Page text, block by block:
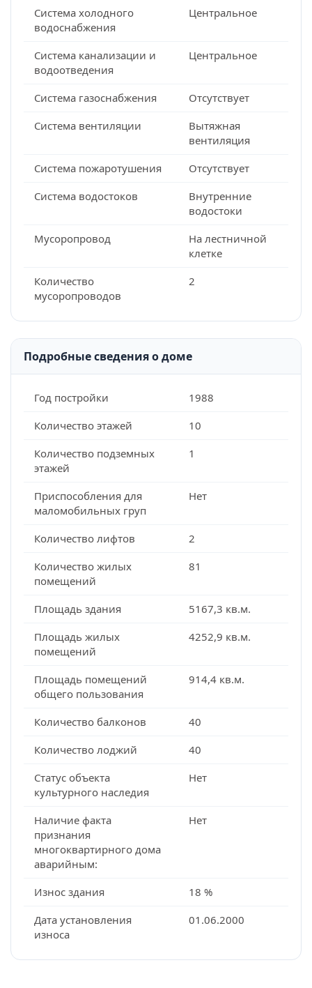
Система холодного
водоснабжения
Центральное
Система канализации и
водоотведения
Центральное
Система газоснабжения
Отсутствует
Система вентиляции
Вытяжная
вентиляция
Система пожаротушения
Отсутствует
Система водостоков
Внутренние
водостоки
Мусоропровод
На лестничной
клетке
Количество
мусоропроводов
2
Подробные сведения о доме
Год постройки
1988
Количество этажей
10
Количество подземных
этажей
1
Приспособления для
маломобильных груп
Нет
Количество лифтов
2
Количество жилых
помещений
81
Площадь здания
5167,3 кв.м.
Площадь жилых
помещений
4252,9 кв.м.
Площадь помещений
общего пользования
914,4 кв.м.
Количество балконов
40
Количество лоджий
40
Статус объекта
культурного наследия
Нет
Наличие факта
признания
многоквартирного дома
аварийным:
Нет
Износ здания
18 %
Дата установления
износа
01.06.2000